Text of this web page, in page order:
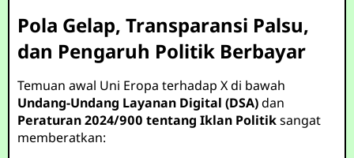
Pola Gelap, Transparansi Palsu,
dan Pengaruh Politik Berbayar
Temuan awal Uni Eropa terhadap X di bawah
Undang-Undang Layanan Digital (DSA)dan
Peraturan 2024/900 tentang Iklan Politiksangat
memberatkan: